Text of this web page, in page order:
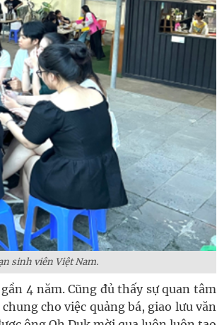
sinh viên Việt Nam.
4 năm. Cũng đủ thấy sự quan tâm
cho việc quảng bá, giao lưu văn